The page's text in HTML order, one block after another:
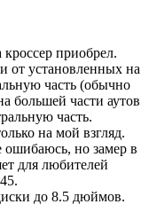
приобрел.
от установленных на
часть (обычно
большей части аутов
часть.
на мой взгляд.
но замер в
для любителей
до 8.5 дюймов.